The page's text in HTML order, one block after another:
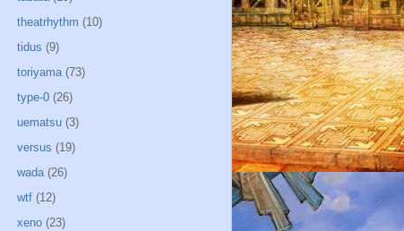
theatrhythm (10)
tidus (9)
toriyama (73)
type-0 (26)
uematsu (3)
versus (19)
wada (26)
wtf (12)
xeno (23)